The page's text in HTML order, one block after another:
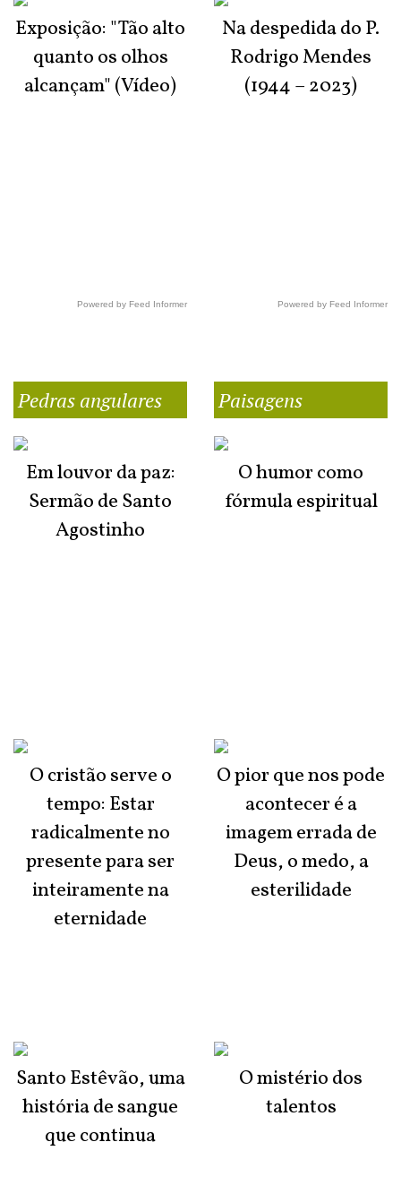
Exposição: "Tão alto
quanto os olhos
alcançam" (Vídeo)
Powered by Feed Informer
Na despedida do P.
Rodrigo Mendes
(1944 – 2023)
Powered by Feed Informer
Pedras angulares
Em louvor da paz:
Sermão de Santo
Agostinho
O cristão serve o
tempo: Estar
radicalmente no
presente para ser
inteiramente na
eternidade
Santo Estêvão, uma
história de sangue
que continua
Paisagens
O humor como
fórmula espiritual
O pior que nos pode
acontecer é a
imagem errada de
Deus, o medo, a
esterilidade
O mistério dos
talentos